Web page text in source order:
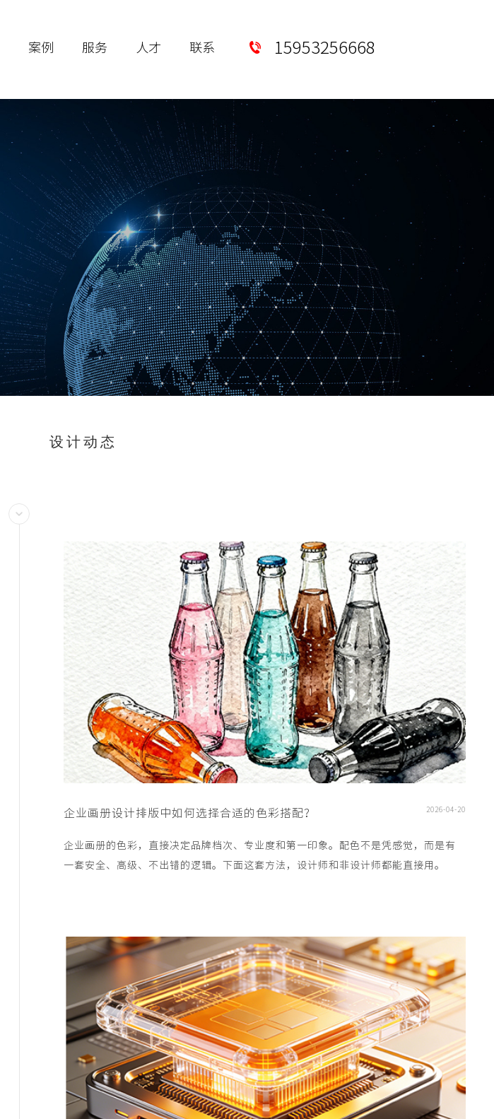
案例 服务 人才 联系 15953256668
设计动态
企业画册设计排版中如何选择合适的色彩搭配？ 2026-04-20
企业画册的色彩，直接决定品牌档次、专业度和第一印象。配色不是凭感觉，而是有
一套安全、高级、不出错的逻辑。下面这套方法，设计师和非设计师都能直接用。